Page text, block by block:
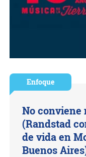
Enfoque
No conviene
(Randstad
de vida en
Buenos